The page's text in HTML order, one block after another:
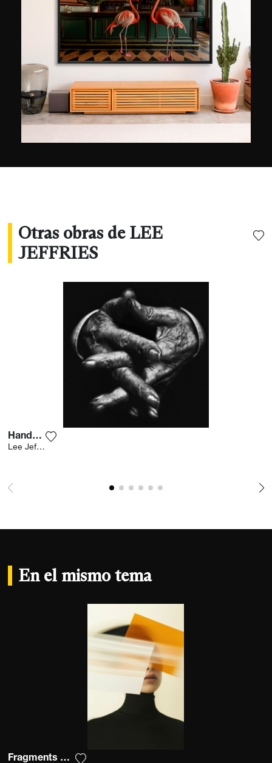
sujetos. El fotógrafo humanista explica que cada
imagen es el resultado de una larga
conversación con cada uno de ellos, un
momento privilegiado que le permite establecer
una conexión que se siente especialmente en
sus ojos. “La emoción está en los ojos”, explica
Lee Jeffries, cuyos majestuosos retratos en
blanco y negro ayudan a recaudar fondos para
Otras obras de LEE
JEFFRIES
Hands V
Lee Jeffries
En el mismo tema
Fragments Of Vision